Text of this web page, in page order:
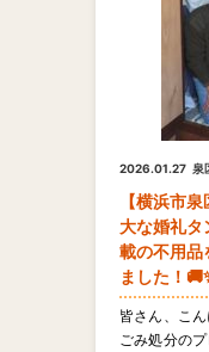
2026.01.27 泉
【横浜市
大な婚礼タ
載の不用品
ました！
皆さん、こ
ごみ処分の